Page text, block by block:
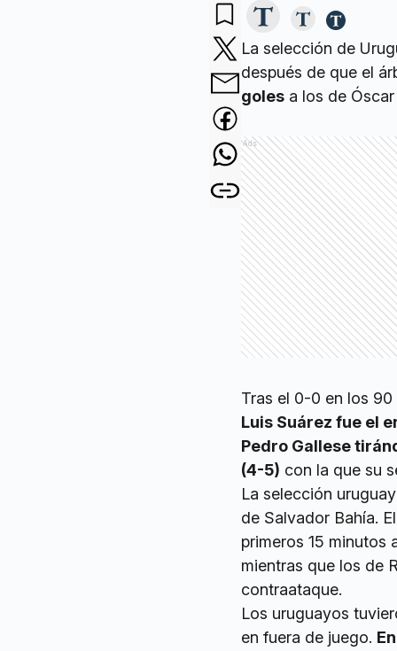
La selección de
después de que el
goles a los de
Ads
Tras el 0-0 en los
Luis Suárez fue el
Pedro Gallese
(4-5) con la que su
La selección
de Salvador Bahía.
primeros 15 minutos
mientras que los de
contraataque.
Los uruguayos
en fuera de juego.